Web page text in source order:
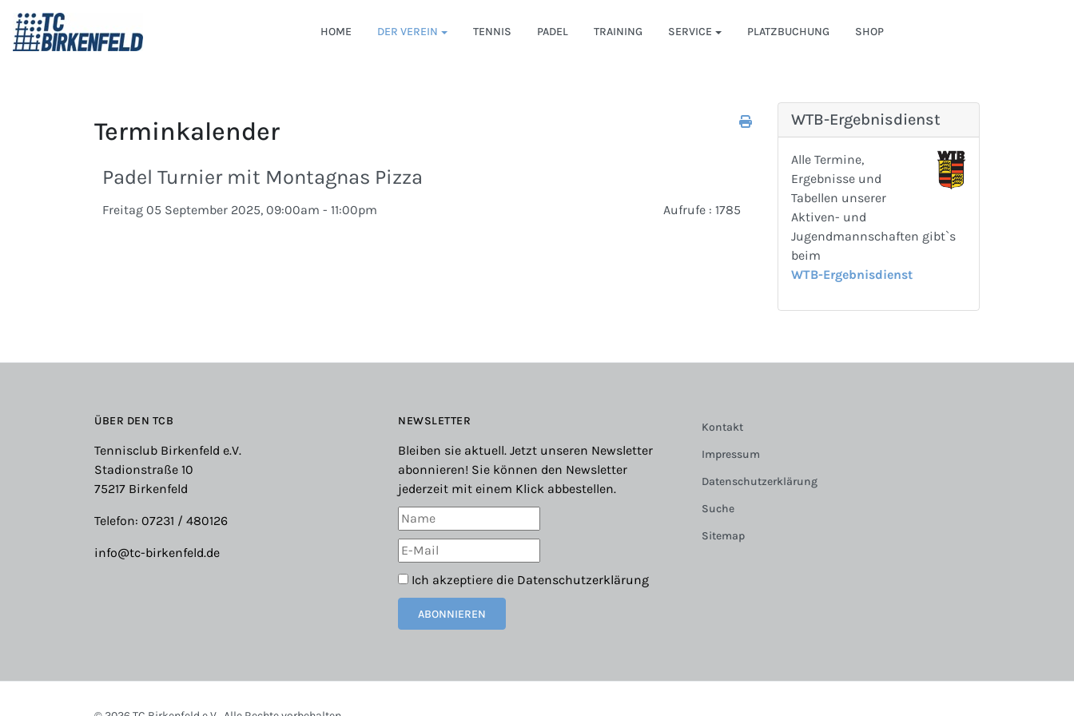
HOME DER VEREIN TENNIS PADEL TRAINING SERVICE PLATZBUCHUNG SHOP
Terminkalender
Padel Turnier mit Montagnas Pizza
Freitag 05 September 2025, 09:00am - 11:00pm Aufrufe: 1785
WTB-Ergebnisdienst
Alle Termine,
Ergebnisse und
Tabellen unserer
Aktiven- und
Jugendmannschaften gibt`s
beim
WTB-Ergebnisdienst
ÜBER DEN TCB
Tennisclub Birkenfeld e.V.
Stadionstraße 10
75217 Birkenfeld
Telefon: 07231 / 480126
info@tc-birkenfeld.de
NEWSLETTER
Bleiben sie aktuell. Jetzt unseren Newsletter
abonnieren! Sie können den Newsletter
jederzeit mit einem Klick abbestellen.
Ich akzeptiere die Datenschutzerklärung
ABONNIEREN
Kontakt
Impressum
Datenschutzerklärung
Suche
Sitemap